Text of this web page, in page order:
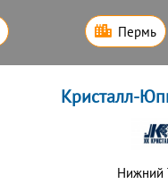
Пермь
Кристалл-
Нижний